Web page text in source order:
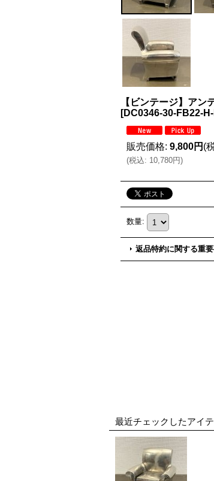
【ビンテージ】アン
[DC0346-30-FB22-H-
販売価格: 9,800円 (
(税込: 10,780円)
数量:
返品特約に関する重
最近チェックしたアイ